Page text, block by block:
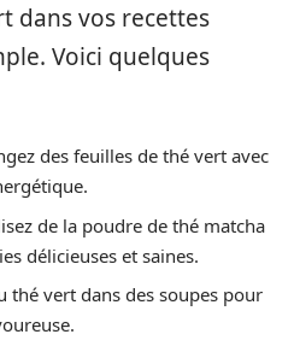
dans vos recettes
Voici quelques
des feuilles de thé vert avec
de la poudre de thé matcha
délicieuses et saines.
thé vert dans des soupes pour